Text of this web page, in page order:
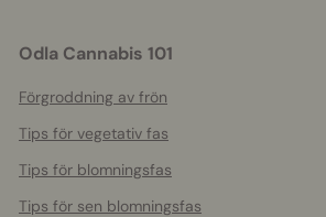
Odla Cannabis 101
Förgroddning av frön
Tips för vegetativ fas
Tips för blomningsfas
Tips för sen blomningsfas